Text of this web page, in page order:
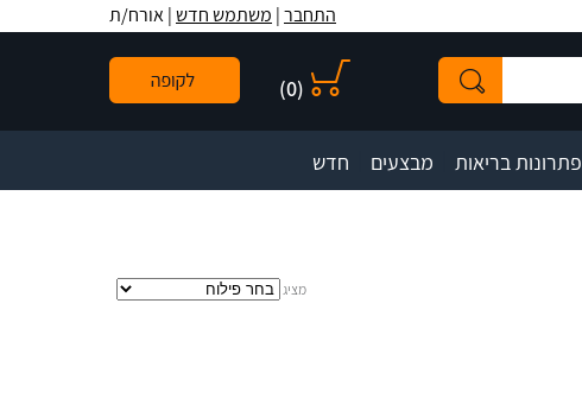
נגישות
אתר
המרכזי
התחבר| משתמש חדש| אורח/ת
(
0
)
פתרונות בריאות מבצעים חדש
מציג